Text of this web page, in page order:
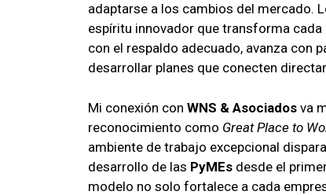
adaptarse a los cambios del mercado.
espíritu innovador que transforma
con el respaldo adecuado, avanza con
desarrollar planes que conecten
Mi conexión con WNS & Asociados va
reconocimiento como Great Place to
ambiente de trabajo excepcional
desarrollo de las PyMEs desde el
modelo no solo fortalece a cada